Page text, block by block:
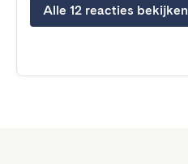
Alle 12 reacties bekijken